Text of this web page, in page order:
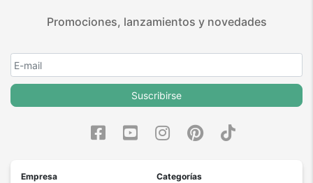
Promociones, lanzamientos y novedades
Suscribirse
Empresa
Categorías